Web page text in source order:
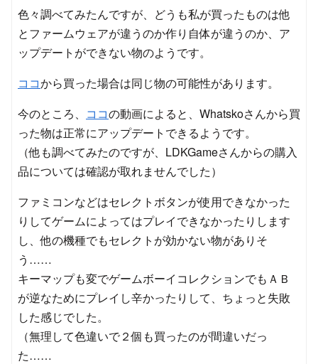
色々調べてみたんですが、どうも私が買ったものは他
とファームウェアが違うのか作り自体が違うのか、ア
ップデートができない物のようです。
ココから買った場合は同じ物の可能性があります。
今のところ、 ココの動画によると、Whatskoさんから買
った物は正常にアップデートできるようです。
（他も調べてみたのですが、LDKGameさんからの購入
品については確認が取れませんでした）
ファミコンなどはセレクトボタンが使用できなかった
りしてゲームによってはプレイできなかったりします
し、他の機種でもセレクトが効かない物がありそ
う……
キーマップも変でゲームボーイコレクションでもＡＢ
が逆なためにプレイし辛かったりして、ちょっと失敗
した感じでした。
（無理して色違いで２個も買ったのが間違いだっ
た……